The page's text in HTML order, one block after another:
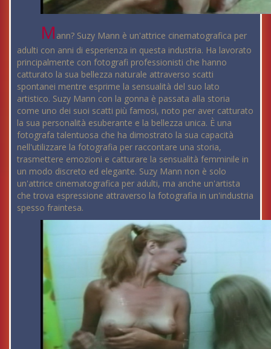
M ann? Suzy Mann è un'attrice cinematografica per
adulti con anni di esperienza in questa industria. Ha lavorato
principalmente con fotografi professionisti che hanno
catturato la sua bellezza naturale attraverso scatti
spontanei mentre esprime la sensualità del suo lato
artistico. Suzy Mann con la gonna è passata alla storia
come uno dei suoi scatti più famosi, noto per aver catturato
la sua personalità esuberante e la bellezza unica. È una
fotografa talentuosa che ha dimostrato la sua capacità
nell'utilizzare la fotografia per raccontare una storia,
trasmettere emozioni e catturare la sensualità femminile in
un modo discreto ed elegante. Suzy Mann non è solo
un'attrice cinematografica per adulti, ma anche un'artista
che trova espressione attraverso la fotografia in un'industria
spesso fraintesa.